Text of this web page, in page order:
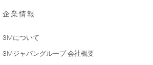
企業情報
3Mについて
3Mジャパングループ 会社概要